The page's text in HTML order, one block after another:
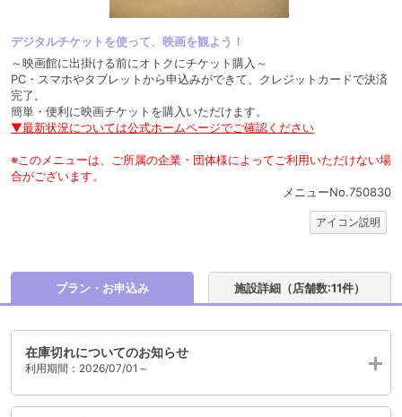
デジタルチケットを使って、映画を観よう！
～映画館に出掛ける前にオトクにチケット購入～
PC・スマホやタブレットから申込みができて、クレジットカードで決済
完了。
簡単・便利に映画チケットを購入いただけます。
▼最新状況については公式ホームページでご確認ください
※このメニューは、ご所属の企業・団体様によってご利用いただけない場
合がございます。
メニューNo.750830
アイコン説明
プラン・お申込み 施設詳細（店舗数:11件）
在庫切れについてのお知らせ
利用期間：2026/07/01～